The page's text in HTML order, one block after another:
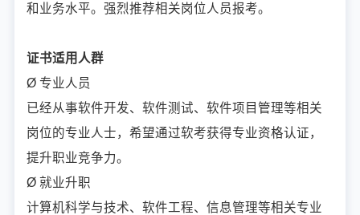
和业务水平。强烈推荐相关岗位人员报考。
证书适用人群
Ø 专业人员
已经从事软件开发、软件测试、软件项目管理等相关
岗位的专业人士，希望通过软考获得专业资格认证，
提升职业竞争力。
Ø 就业升职
计算机科学与技术、软件工程、信息管理等相关专业